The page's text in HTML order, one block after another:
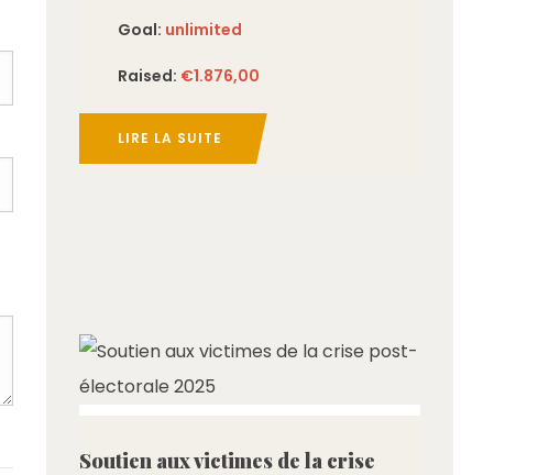
Goal: unlimited
Raised: €1.876,00
LIRE LA SUITE
Soutien aux victimes de la crise